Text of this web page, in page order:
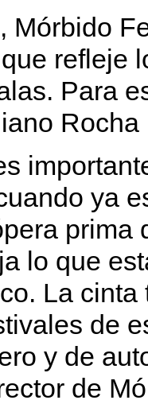
Mórbido
refleje
Para
Rocha
ya
lo que
La
de
y de
de